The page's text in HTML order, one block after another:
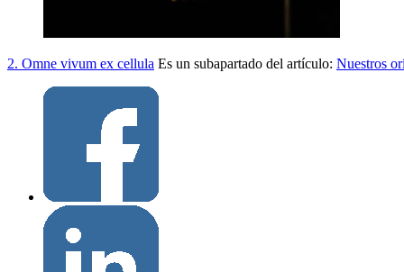
2. Omne vivum ex cellula Es un subapartado del artículo: Nuestros